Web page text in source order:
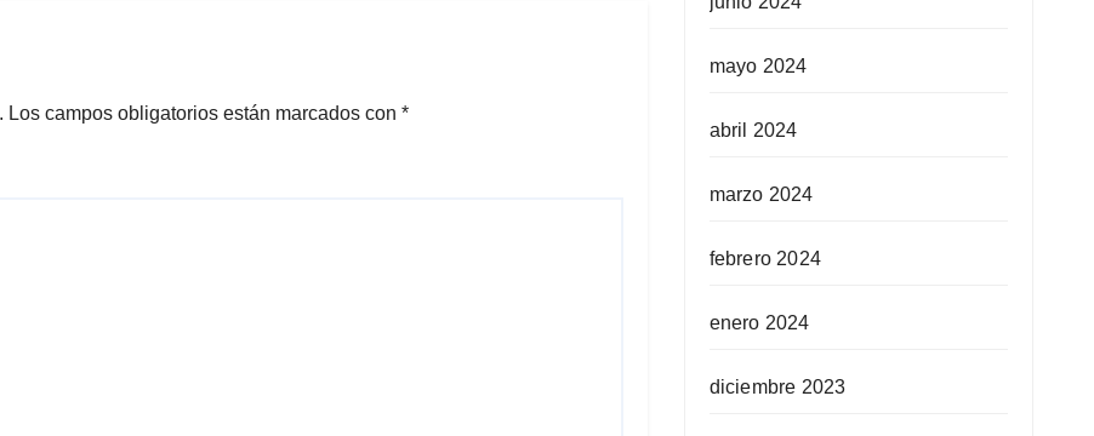
Los campos obligatorios están marcados con *
mayo 2024
abril 2024
marzo 2024
febrero 2024
enero 2024
diciembre 2023